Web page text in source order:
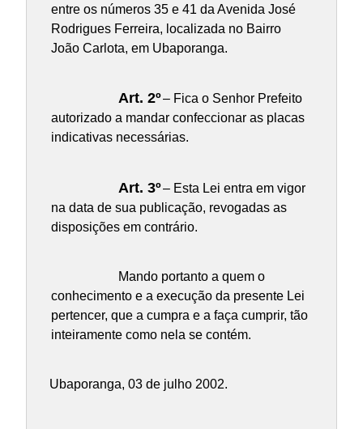
entre os números 35 e 41 da Avenida José
Rodrigues Ferreira, localizada no Bairro
João Carlota, em Ubaporanga.
Art. 2º– Fica o Senhor Prefeito
autorizado a mandar confeccionar as placas
indicativas necessárias.
Art. 3º– Esta Lei entra em vigor
na data de sua publicação, revogadas as
disposições em contrário.
Mando portanto a quem o
conhecimento e a execução da presente Lei
pertencer, que a cumpra e a faça cumprir, tão
inteiramente como nela se contém.
Ubaporanga, 03 de julho 2002.